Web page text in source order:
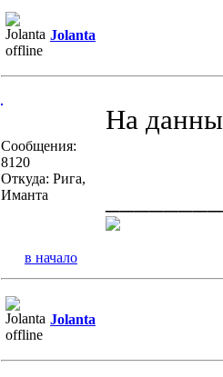
Jolanta
Сообщения:
8120
Откуда: Рига,
Иманта
На
в начало
Jolanta